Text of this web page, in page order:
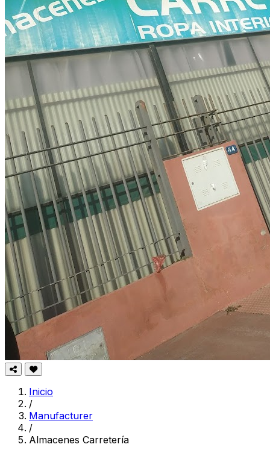
Inicio
/
Manufacturer
/
Almacenes Carretería